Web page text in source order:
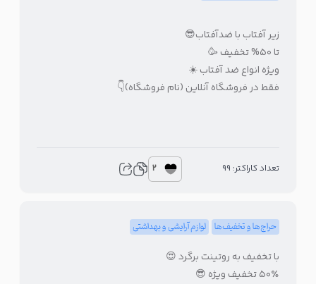
زیر آفتاب با ضدآفتاب😎
تا ۵۰% تخفیف 🥳
ویژه انواع ضد آفتاب ☀️
فقط در فروشگاه آنلاین (نام فروشگاه)👇
تعداد کاراکتر: 99 2
حراج‌ها و تخفیف‌ها لوازم آرایشی و بهداشتی
با تخفیف به روتینت برگرد 😍
۵۰٪ تخفیف ویژه 😎